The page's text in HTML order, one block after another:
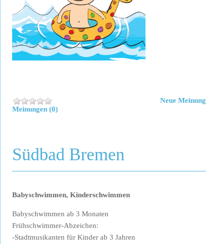
Meinungen (0)
Neue Meinung
Südbad Bremen
Babyschwimmen, Kinderschwimmen
Babyschwimmen ab 3 Monaten
Frühschwimmer-Abzeichen:
-Stadtmusikanten für Kinder ab 3 Jahren